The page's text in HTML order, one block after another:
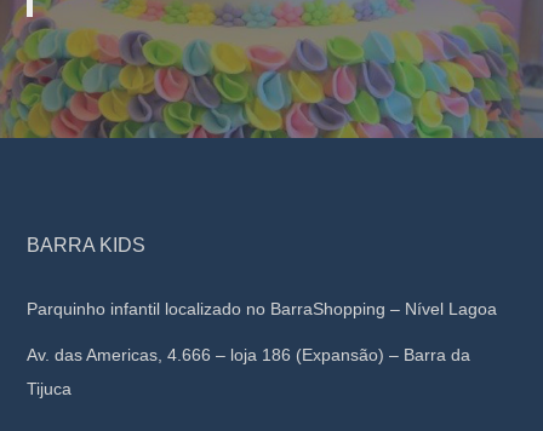
BARRA KIDS
Parquinho infantil localizado no BarraShopping – Nível Lagoa
Av. das Americas, 4.666 – loja 186 (Expansão) – Barra da
Tijuca